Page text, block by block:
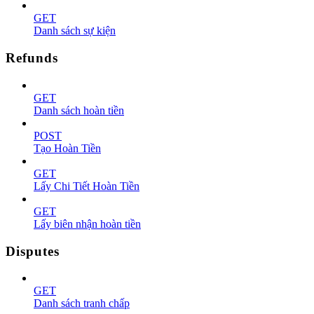
GET
Danh sách sự kiện
Refunds
GET
Danh sách hoàn tiền
POST
Tạo Hoàn Tiền
GET
Lấy Chi Tiết Hoàn Tiền
GET
Lấy biên nhận hoàn tiền
Disputes
GET
Danh sách tranh chấp